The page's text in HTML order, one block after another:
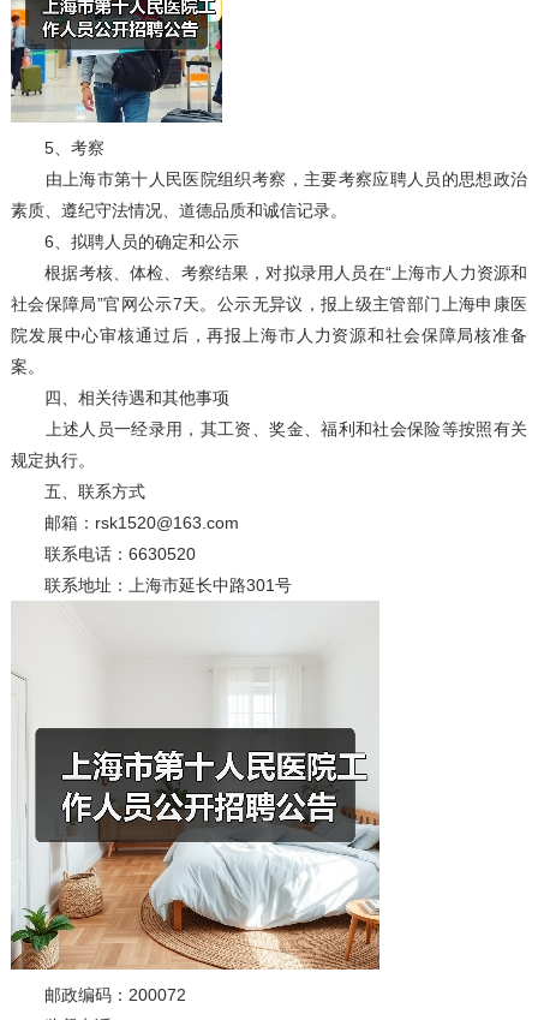
5、考察
由上海市第十人民医院组织考察，主要考察应聘人员的思想政治
素质、遵纪守法情况、道德品质和诚信记录。
6、拟聘人员的确定和公示
根据考核、体检、考察结果，对拟录用人员在“上海市人力资源和
社会保障局”官网公示7天。公示无异议，报上级主管部门上海申康医
院发展中心审核通过后，再报上海市人力资源和社会保障局核准备
案。
四、相关待遇和其他事项
上述人员一经录用，其工资、奖金、福利和社会保险等按照有关
规定执行。
五、联系方式
邮箱：rsk1520@163.com
联系电话：6630520
联系地址：上海市延长中路301号
邮政编码：200072